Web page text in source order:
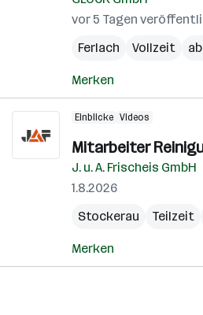
vor 5 Tagen
Ferlach
Vollzeit
Merken
Einblicke Videos
Mitarbeiter
J. u. A. Frischeis GmbH
1.8.2026
Stockerau
Teilzeit
Merken